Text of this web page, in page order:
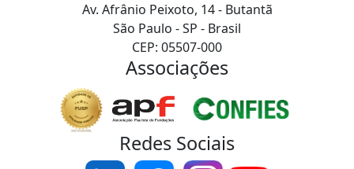
Av. Afrânio Peixoto, 14 - Butantã
São Paulo - SP - Brasil
CEP: 05507-000
Associações
Redes Sociais